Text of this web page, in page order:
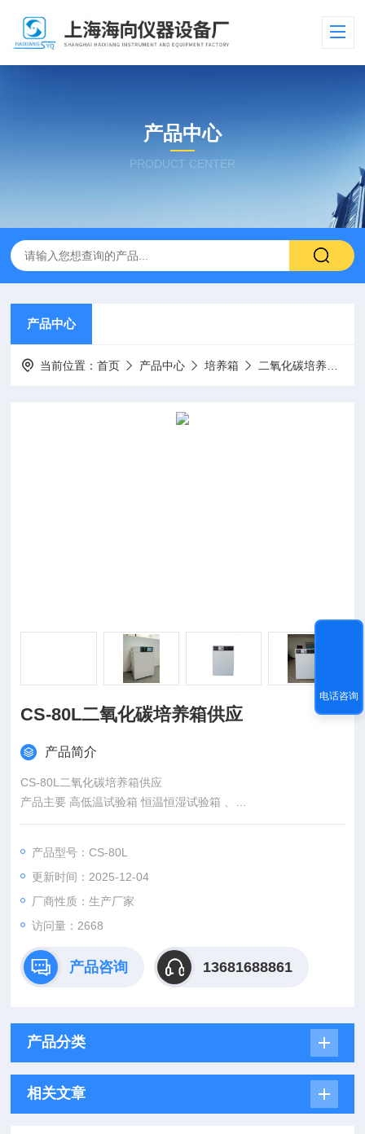
产品中心
PRODUCT CENTER
产品中心
当前位置：首页 产品中心 培养箱 二氧化碳培养箱
CS-80L二氧化碳培养箱供应
产品简介
CS-80L二氧化碳培养箱供应
台式真空干燥箱,实验室真空干燥箱,高精度真空干燥箱,数显真
生化培养箱、霉菌培养箱、恒温恒湿箱、光照气候箱
、人工气候箱、二氧化碳培养箱、电热恒温培养箱、
隔水式恒温培养箱、鼓风干燥箱、立式鼓风干燥箱、
高温鼓风干燥箱、真空干燥箱、干燥培养两用箱、恒温水槽、
产品型号：CS-80L
更新时间：2025-12-04
厂商性质：生产厂家
访问量：2668
产品咨询 13681688861
产品分类
相关文章
电话咨询